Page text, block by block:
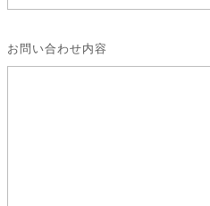
お問い合わせ内容